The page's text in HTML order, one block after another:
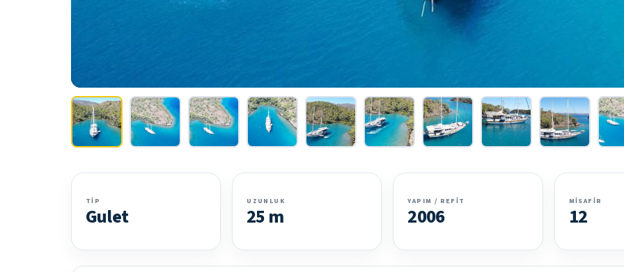
TIP
Gulet
UZUNLUK
25 m
YAPIM / REFIT
2006
MISAFIR
12